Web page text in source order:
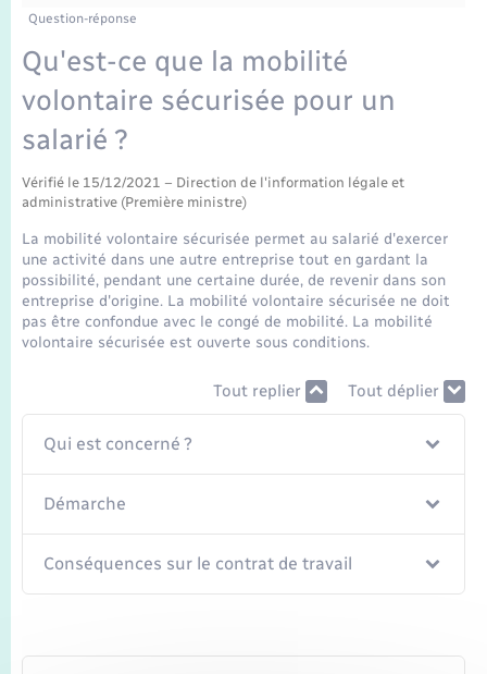
Etat-civil - Papiers - Citoyenneté
Mariage – PACS
Parrainage civil
Recensement
Logement - Urbanisme
Loisirs
Nouvel habitant
Numérique
Sécurité - Prévention
Seniors
Transports
Transports scolaires
Travaux - Autorisation d’occupation de l’espace
Compétences
Plan interactif
Présentation de la commune
Publications
La Communauté de communes
Question-réponse
Qu'est-ce que la mobilité
volontaire sécurisée pour un
salarié ?
Vérifié le 15/12/2021 – Direction de l'information légale et
administrative (Première ministre)
La mobilité volontaire sécurisée permet au salarié d'exercer
une activité dans une autre entreprise tout en gardant la
possibilité, pendant une certaine durée, de revenir dans son
entreprise d'origine. La mobilité volontaire sécurisée ne doit
pas être confondue avec le congé de mobilité. La mobilité
volontaire sécurisée est ouverte sous conditions.
Tout replier Tout déplier
Qui est concerné ?
Démarche
Conséquences sur le contrat de travail